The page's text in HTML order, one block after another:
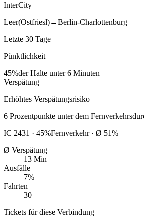
InterCity
Leer(Ostfriesl)→Berlin-Charlottenburg
Letzte 30 Tage
Pünktlichkeit
45%der Halte unter 6 Minuten
Verspätung
Erhöhtes Verspätungsrisiko
6 Prozentpunkte unter dem
IC 2431 · 45%Fernverkehr · Ø 51%
Ø Verspätung
13 Min
Ausfälle
7%
Fahrten
30
Tickets für diese Verbindung